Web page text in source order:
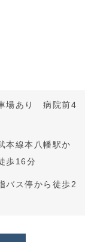
場あり 病院前4
本線本八幡駅か
歩16分
バス停から徒歩2